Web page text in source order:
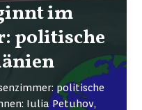
im
politische
politische
Iulia Petuhov,